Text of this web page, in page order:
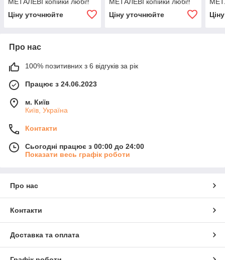
МЕТАЛЕВІ копійки любі‼️
Ціну уточнюйте
МЕТАЛЕВІ копійки любі‼️
Ціну уточнюйте
Про нас
100% позитивних з 6 відгуків за рік
Працює з 24.06.2023
м. Київ
Київ, Україна
Контакти
Сьогодні працює з 00:00 до 24:00
Показати весь графік роботи
Про нас
Контакти
Доставка та оплата